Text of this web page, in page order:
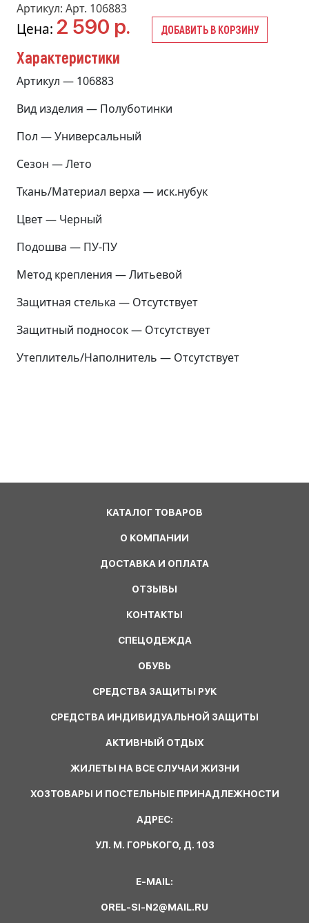
Артикул: Арт. 106883
Цена: 2 590 р. ДОБАВИТЬ В КОРЗИНУ
Характеристики
Артикул — 106883
Вид изделия — Полуботинки
Пол — Универсальный
Сезон — Лето
Ткань/Материал верха — иск.нубук
Цвет — Черный
Подошва — ПУ-ПУ
Метод крепления — Литьевой
Защитная стелька — Отсутствует
Защитный подносок — Отсутствует
Утеплитель/Наполнитель — Отсутствует
КАТАЛОГ ТОВАРОВ
О КОМПАНИИ
ДОСТАВКА И ОПЛАТА
ОТЗЫВЫ
КОНТАКТЫ
СПЕЦОДЕЖДА
ОБУВЬ
СРЕДСТВА ЗАЩИТЫ РУК
СРЕДСТВА ИНДИВИДУАЛЬНОЙ ЗАЩИТЫ
АКТИВНЫЙ ОТДЫХ
ЖИЛЕТЫ НА ВСЕ СЛУЧАИ ЖИЗНИ
ХОЗТОВАРЫ И ПОСТЕЛЬНЫЕ ПРИНАДЛЕЖНОСТИ
АДРЕС:
УЛ. М. ГОРЬКОГО, Д. 103
E-MAIL:
OREL-SI-N2@MAIL.RU